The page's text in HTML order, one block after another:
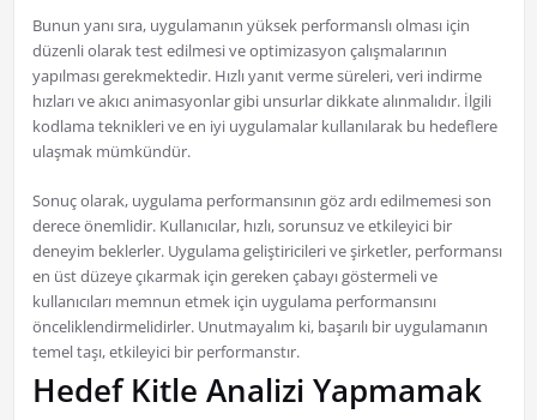
Bunun yanı sıra, uygulamanın yüksek performanslı olması için
düzenli olarak test edilmesi ve optimizasyon çalışmalarının
yapılması gerekmektedir. Hızlı yanıt verme süreleri, veri indirme
hızları ve akıcı animasyonlar gibi unsurlar dikkate alınmalıdır. İlgili
kodlama teknikleri ve en iyi uygulamalar kullanılarak bu hedeflere
ulaşmak mümkündür.
Sonuç olarak, uygulama performansının göz ardı edilmemesi son
derece önemlidir. Kullanıcılar, hızlı, sorunsuz ve etkileyici bir
deneyim beklerler. Uygulama geliştiricileri ve şirketler, performansı
en üst düzeye çıkarmak için gereken çabayı göstermeli ve
kullanıcıları memnun etmek için uygulama performansını
önceliklendirmelidirler. Unutmayalım ki, başarılı bir uygulamanın
temel taşı, etkileyici bir performanstır.
Hedef Kitle Analizi Yapmamak